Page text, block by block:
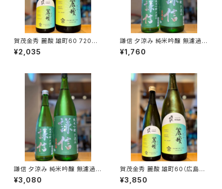
賀茂金秀 麗酸 雄町60 720ml
１本（金光酒造・広島県東広島市
黒瀬町）
¥2,035
謙信 夕涼み 純米吟醸 無濾過生
720ml１本（池田屋酒造・新潟
県糸魚川市新鉄）
¥1,760
謙信 夕涼み 純米吟醸 無濾過生
1800ml１本（池田屋酒造・新潟
県糸魚川市新鉄）
¥3,080
賀茂金秀 麗酸 雄町60（広島限
定）1800ml１本（金光酒造・広
島県東広島市黒瀬町）
¥3,850